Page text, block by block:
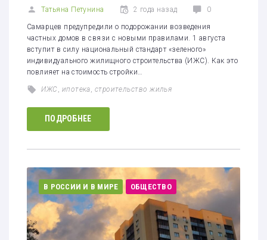
Татьяна Петунина 2 года назад 0
Самарцев предупредили о подорожании возведения
частных домов в связи с новыми правилами. 1 августа
вступит в силу национальный стандарт «зеленого»
индивидуального жилищного строительства (ИЖС). Как это
повлияет на стоимость стройки…
ИЖС, ипотека, строительство жилья
ПОДРОБНЕЕ
В РОССИИ И В МИРЕ ОБЩЕСТВО